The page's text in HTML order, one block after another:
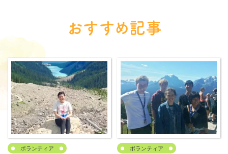
おすすめ記事
ボランティア ボランティア